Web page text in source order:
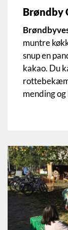
Brøndby
muntre
snup en
kakao. Du
mending